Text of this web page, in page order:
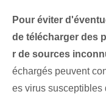
Pour éviter
de télécharger des
r de sources
échargés peuvent
es virus susceptibles